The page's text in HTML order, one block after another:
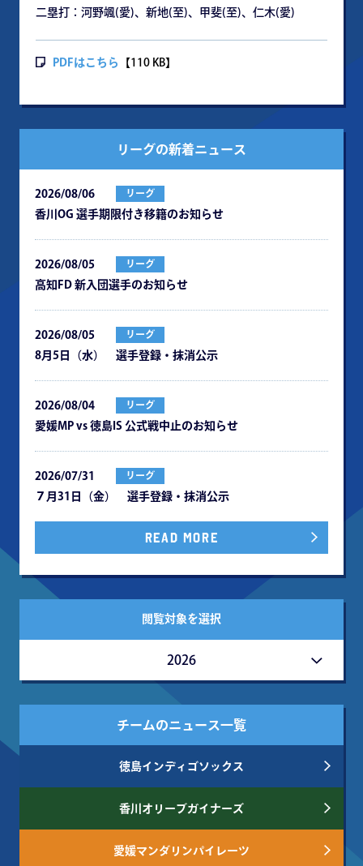
二塁打：河野颯(愛)、新地(至)、甲斐(至)、仁木(愛)
PDFはこちら 【110 KB】
リーグの新着ニュース
2026/08/06 リーグ
⾹川OG 選⼿期限付き移籍のお知らせ
2026/08/05 リーグ
⾼知FD 新⼊団選⼿のお知らせ
2026/08/05 リーグ
8月5日（水） 選手登録・抹消公示
2026/08/04 リーグ
愛媛MP vs 徳島IS 公式戦中⽌のお知らせ
2026/07/31 リーグ
７月31日（金） 選手登録・抹消公示
READ MORE
閲覧対象を選択
2026
チームのニュース一覧
徳島インディゴソックス
香川オリーブガイナーズ
愛媛マンダリンパイレーツ